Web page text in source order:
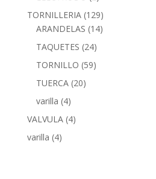
TORNILLERIA (129)
ARANDELAS (14)
TAQUETES (24)
TORNILLO (59)
TUERCA (20)
varilla (4)
VALVULA (4)
varilla (4)